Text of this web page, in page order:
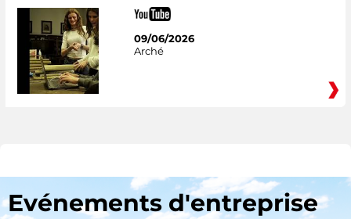
09/06/2026
Arché
Evénements d'entreprise